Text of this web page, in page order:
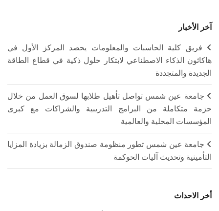
آخر الأخبار
فريق كلية الحاسبات والمعلومات يحصد المركز الأول في
هاكاثون الذكاء الاصطناعي لابتكار حلول ذكية في قطاع الطاقة
الجديدة والمتجددة
جامعة عين شمس تواصل تأهيل طلابها لسوق العمل من خلال
حزمة متكاملة من البرامج التدريبية والشراكات مع كبرى
المؤسسات المحلية والعالمية
جامعة عين شمس تطور منظومة صندوق الزمالة بزيادة المزايا
التأمينية وتحديث آليات الحوكمة
أخر الاحداث